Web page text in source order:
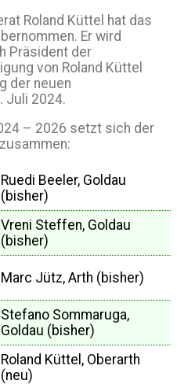
Roland Küttel hat das
Er wird
Präsident der
von Roland Küttel
der neuen
Juli 2024.
– 2026 setzt sich der
Ruedi Beeler, Goldau
(bisher)
Vreni Steffen, Goldau
(bisher)
Marc Jütz, Arth (bisher)
Stefano Sommaruga,
Goldau (bisher)
Roland Küttel, Oberarth
(neu)